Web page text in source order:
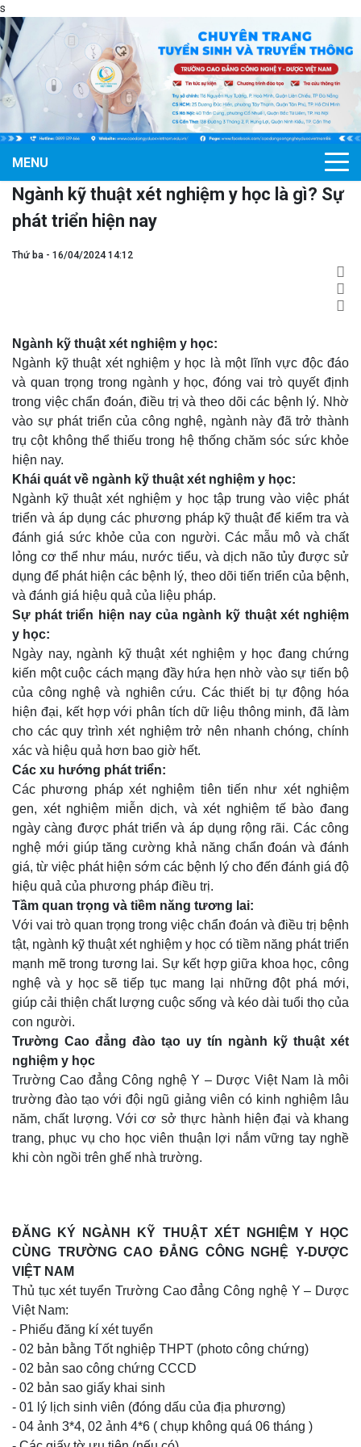
s
MENU
Ngành kỹ thuật xét nghiệm y học là gì? Sự
phát triển hiện nay
Thứ ba - 16/04/2024 14:12
Ngành kỹ thuật xét nghiệm y học:
Ngành kỹ thuật xét nghiệm y học là một lĩnh vực độc đáo
và quan trọng trong ngành y học, đóng vai trò quyết định
trong việc chẩn đoán, điều trị và theo dõi các bệnh lý. Nhờ
vào sự phát triển của công nghệ, ngành này đã trở thành
trụ cột không thể thiếu trong hệ thống chăm sóc sức khỏe
hiện nay.
Khái quát về ngành kỹ thuật xét nghiệm y học:
Ngành kỹ thuật xét nghiệm y học tập trung vào việc phát
triển và áp dụng các phương pháp kỹ thuật để kiểm tra và
đánh giá sức khỏe của con người. Các mẫu mô và chất
lỏng cơ thể như máu, nước tiểu, và dịch não tủy được sử
dụng để phát hiện các bệnh lý, theo dõi tiến triển của bệnh,
và đánh giá hiệu quả của liệu pháp.
Sự phát triển hiện nay của ngành kỹ thuật xét nghiệm
y học:
Ngày nay, ngành kỹ thuật xét nghiệm y học đang chứng
kiến một cuộc cách mạng đầy hứa hẹn nhờ vào sự tiến bộ
của công nghệ và nghiên cứu. Các thiết bị tự động hóa
hiện đại, kết hợp với phân tích dữ liệu thông minh, đã làm
cho các quy trình xét nghiệm trở nên nhanh chóng, chính
xác và hiệu quả hơn bao giờ hết.
Các xu hướng phát triển:
Các phương pháp xét nghiệm tiên tiến như xét nghiệm
gen, xét nghiệm miễn dịch, và xét nghiệm tế bào đang
ngày càng được phát triển và áp dụng rộng rãi. Các công
nghệ mới giúp tăng cường khả năng chẩn đoán và đánh
giá, từ việc phát hiện sớm các bệnh lý cho đến đánh giá độ
hiệu quả của phương pháp điều trị.
Tầm quan trọng và tiềm năng tương lai:
Với vai trò quan trọng trong việc chẩn đoán và điều trị bệnh
tật, ngành kỹ thuật xét nghiệm y học có tiềm năng phát triển
mạnh mẽ trong tương lai. Sự kết hợp giữa khoa học, công
nghệ và y học sẽ tiếp tục mang lại những đột phá mới,
giúp cải thiện chất lượng cuộc sống và kéo dài tuổi thọ của
con người.
Trường Cao đẳng đào tạo uy tín ngành kỹ thuật xét
nghiệm y học
Trường Cao đẳng Công nghệ Y – Dược Việt Nam là môi
trường đào tạo với đội ngũ giảng viên có kinh nghiệm lâu
năm, chất lượng. Với cơ sở thực hành hiện đại và khang
trang, phục vụ cho học viên thuận lợi nắm vững tay nghề
khi còn ngồi trên ghế nhà trường.
ĐĂNG KÝ NGÀNH KỸ THUẬT XÉT NGHIỆM Y HỌC
CÙNG TRƯỜNG CAO ĐẲNG CÔNG NGHỆ Y-DƯỢC
VIỆT NAM
Thủ tục xét tuyển Trường Cao đẳng Công nghệ Y – Dược
Việt Nam:
- Phiếu đăng kí xét tuyển
- 02 bản bằng Tốt nghiệp THPT (photo công chứng)
- 02 bản sao công chứng CCCD
- 02 bản sao giấy khai sinh
- 01 lý lịch sinh viên (đóng dấu của địa phương)
- 04 ảnh 3*4, 02 ảnh 4*6 ( chụp không quá 06 tháng )